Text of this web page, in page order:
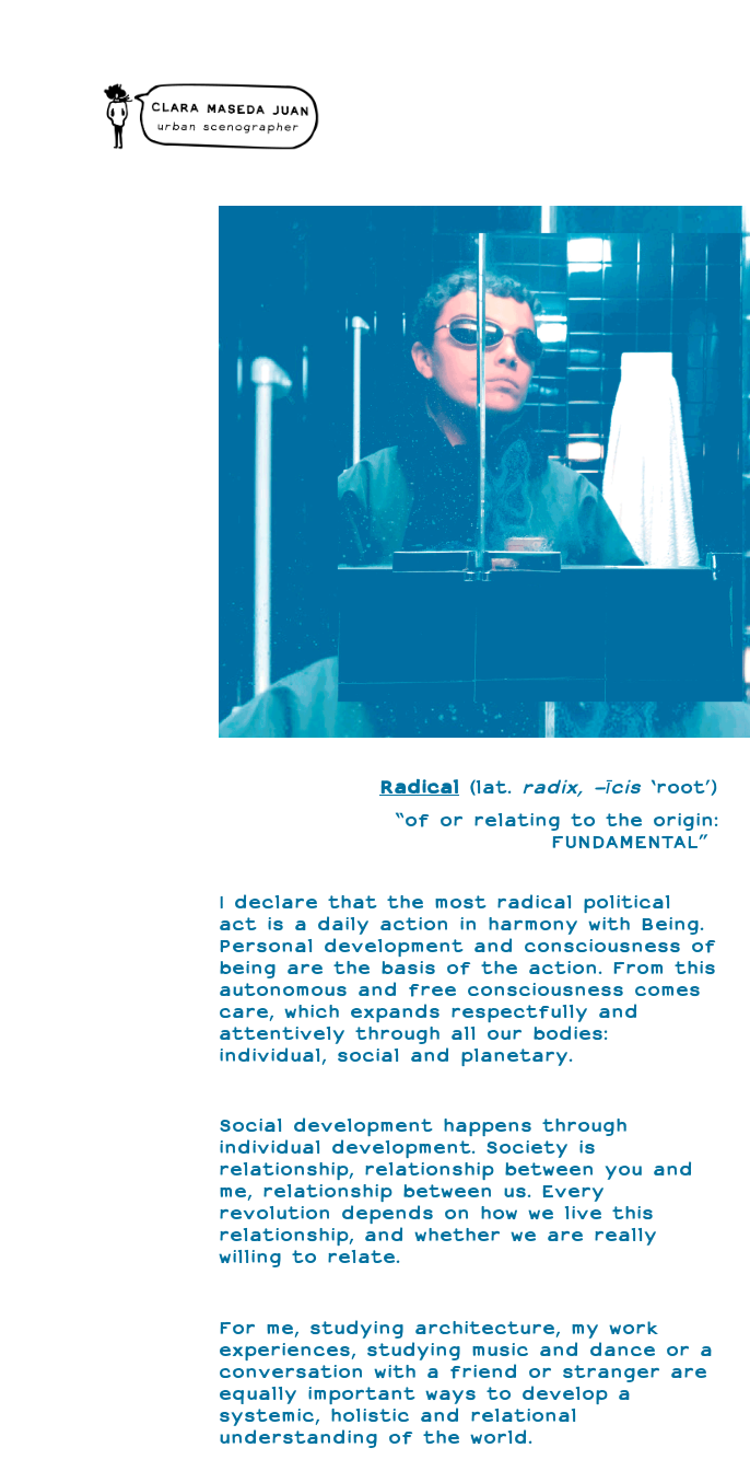
Radical (lat. radix, -īcis‘root’)
“of or relating to the origin:
FUNDAMENTAL”
I declare that the most radical political
act is a daily action in harmony with Being.
Personal development and consciousness of
being are the basis of the action. From this
autonomous and free consciousness comes
care, which expands respectfully and
attentively through all our bodies:
individual, social and planetary.
Social development happens through
individual development. Society is
relationship, relationship between you and
me, relationship between us. Every
revolution depends on how we live this
relationship, and whether we are really
willing to relate.
For me, studying architecture, my work
experiences, studying music and dance or a
conversation with a friend or stranger are
equally important ways to develop a
systemic, holistic and relational
understanding of the world.